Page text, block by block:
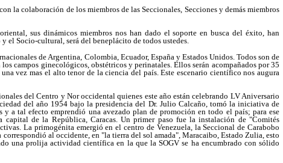
la colaboración de los miembros de las Seccionales, Secciones y demás miembros
sus dinámicos miembros nos han dado el soporte en busca del éxito, han
el Socio-cultural, será del beneplácito de todos ustedes.
de Argentina, Colombia, Ecuador, España y Estados Unidos. Todos son de
campos ginecológicos, obstétricos y perinatales. Ellos serán acompañados por 35
vez mas el alto tenor de la ciencia del país. Este escenario científico nos augura
del Centro y Nor occidental quienes este año están celebrando LV Aniversario
del año 1954 bajo la presidencia del Dr. Julio Calcaño, tomó la iniciativa de
a tal efecto emprendió una avezado plan de promoción en todo el país; para ese
de la República, Caracas. Un primer paso fue la instalación de "Comités
La primogénita emergió en el centro de Venezuela, la Seccional de Carabobo
correspondió al occidente, en "la tierra del sol amada", Maracaibo, Estado Zulia, esto
una prolija actividad científica en la que la SOGV se ha encumbrado con sólido